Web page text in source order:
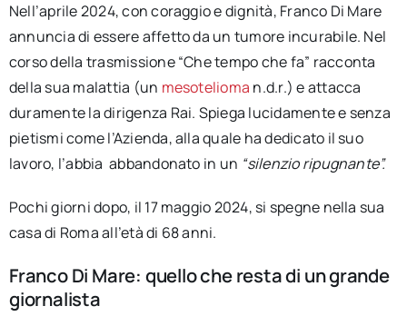
Nell’aprile 2024, con coraggio e dignità, Franco Di Mare
annuncia di essere affetto da un tumore incurabile. Nel
corso della trasmissione “Che tempo che fa” racconta
della sua malattia (un mesotelioma n.d.r.) e attacca
duramente la dirigenza Rai. Spiega lucidamente e senza
pietismi come l’Azienda, alla quale ha dedicato il suo
lavoro, l’abbia abbandonato in un “silenzio ripugnante”.
Pochi giorni dopo, il 17 maggio 2024, si spegne nella sua
casa di Roma all’età di 68 anni.
Franco Di Mare: quello che resta di un grande
giornalista